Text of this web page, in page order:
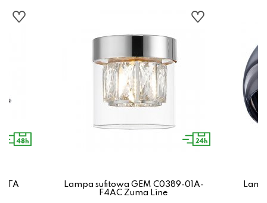
Lampa sufitowa GEM C0389-01A-
F4AC Zuma Line